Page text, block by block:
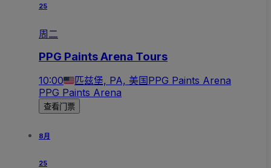
25
周二
PPG Paints Arena Tours
10:00 匹兹堡, PA, 美国PPG Paints Arena
PPG Paints Arena
查看门票
8月
25